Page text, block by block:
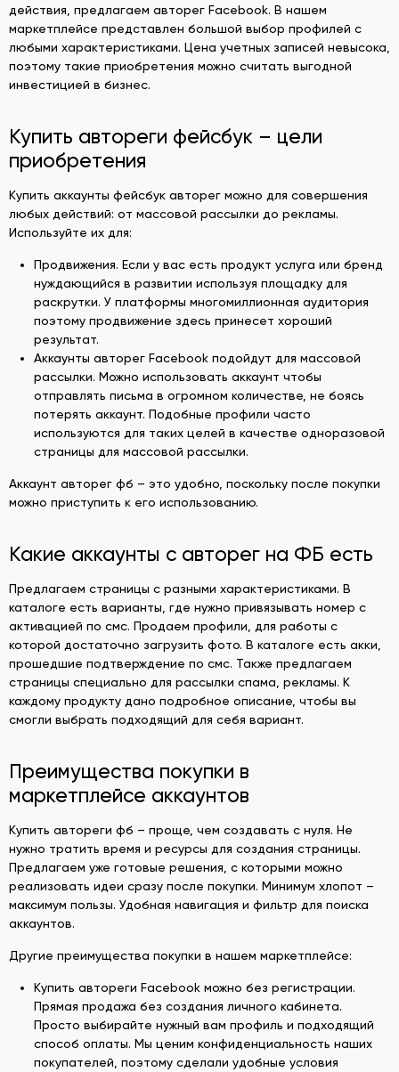
действия, предлагаем авторег Facebook. В нашем
маркетплейсе представлен большой выбор профилей с
любыми характеристиками. Цена учетных записей невысока,
поэтому такие приобретения можно считать выгодной
инвестицией в бизнес.
Купить автореги фейсбук – цели
приобретения
Купить аккаунты фейсбук авторег можно для совершения
любых действий: от массовой рассылки до рекламы.
Используйте их для:
Продвижения. Если у вас есть продукт услуга или бренд
нуждающийся в развитии используя площадку для
раскрутки. У платформы многомиллионная аудитория
поэтому продвижение здесь принесет хороший
результат.
Аккаунты авторег Facebook подойдут для массовой
рассылки. Можно использовать аккаунт чтобы
отправлять письма в огромном количестве, не боясь
потерять аккаунт. Подобные профили часто
используются для таких целей в качестве одноразовой
страницы для массовой рассылки.
Аккаунт авторег фб – это удобно, поскольку после покупки
можно приступить к его использованию.
Какие аккаунты с авторег на ФБ есть
Предлагаем страницы с разными характеристиками. В
каталоге есть варианты, где нужно привязывать номер с
активацией по смс. Продаем профили, для работы с
которой достаточно загрузить фото. В каталоге есть акки,
прошедшие подтверждение по смс. Также предлагаем
страницы специально для рассылки спама, рекламы. К
каждому продукту дано подробное описание, чтобы вы
смогли выбрать подходящий для себя вариант.
Преимущества покупки в
маркетплейсе аккаунтов
Купить автореги фб – проще, чем создавать с нуля. Не
нужно тратить время и ресурсы для создания страницы.
Предлагаем уже готовые решения, с которыми можно
реализовать идеи сразу после покупки. Минимум хлопот –
максимум пользы. Удобная навигация и фильтр для поиска
аккаунтов.
Другие преимущества покупки в нашем маркетплейсе:
Купить автореги Facebook можно без регистрации.
Прямая продажа без создания личного кабинета.
Просто выбирайте нужный вам профиль и подходящий
способ оплаты. Мы ценим конфиденциальность наших
покупателей, поэтому сделали удобные условия